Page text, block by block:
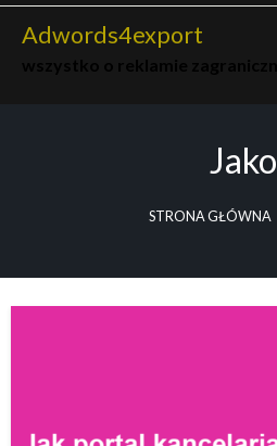
Skip
Adwords4export
Jako
STRONA GŁÓWNA